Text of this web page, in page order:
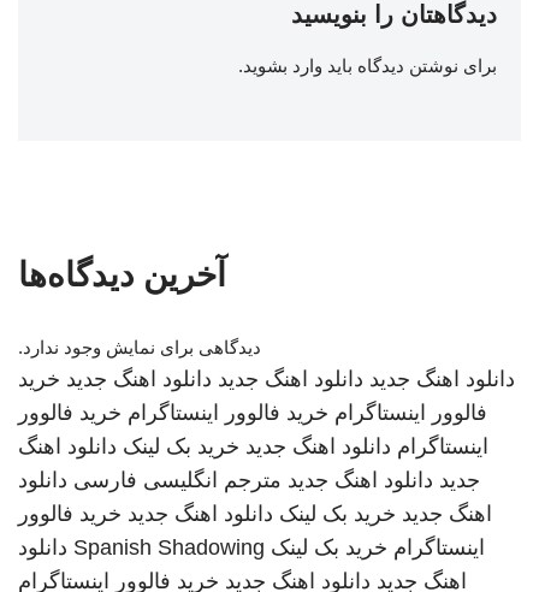
دیدگاهتان را بنویسید
برای نوشتن دیدگاه باید وارد بشوید.
آخرین دیدگاه‌ها
دیدگاهی برای نمایش وجود ندارد.
دانلود اهنگ جدید دانلود اهنگ جدید دانلود اهنگ جدید خرید
فالوور اینستاگرام خرید فالوور اینستاگرام خرید فالوور
اینستاگرام دانلود اهنگ جدید خرید بک لینک دانلود اهنگ
جدید دانلود اهنگ جدید مترجم انگلیسی فارسی دانلود
اهنگ جدید خرید بک لینک دانلود اهنگ جدید خرید فالوور
اینستاگرام خرید بک لینک Spanish Shadowing دانلود
اهنگ جدید دانلود اهنگ جدید خرید فالوور اینستاگرام